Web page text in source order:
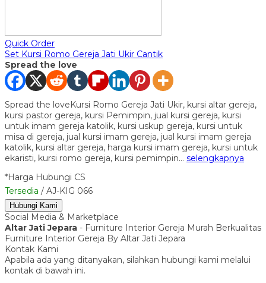
Quick Order
Set Kursi Romo Gereja Jati Ukir Cantik
Spread the love
Spread the loveKursi Romo Gereja Jati Ukir, kursi altar gereja,
kursi pastor gereja, kursi Pemimpin, jual kursi gereja, kursi
untuk imam gereja katolik, kursi uskup gereja, kursi untuk
misa di gereja, jual kursi imam gereja, jual kursi imam gereja
katolik, kursi altar gereja, harga kursi imam gereja, kursi untuk
ekaristi, kursi romo gereja, kursi pemimpin… selengkapnya
*Harga Hubungi CS
Tersedia / AJ-KIG 066
Hubungi Kami
Social Media & Marketplace
Altar Jati Jepara - Furniture Interior Gereja Murah Berkualitas
Furniture Interior Gereja By Altar Jati Jepara
Kontak Kami
Apabila ada yang ditanyakan, silahkan hubungi kami melalui
kontak di bawah ini.